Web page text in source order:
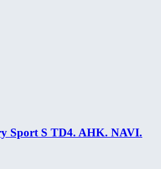
Sport S TD4. AHK. NAVI.